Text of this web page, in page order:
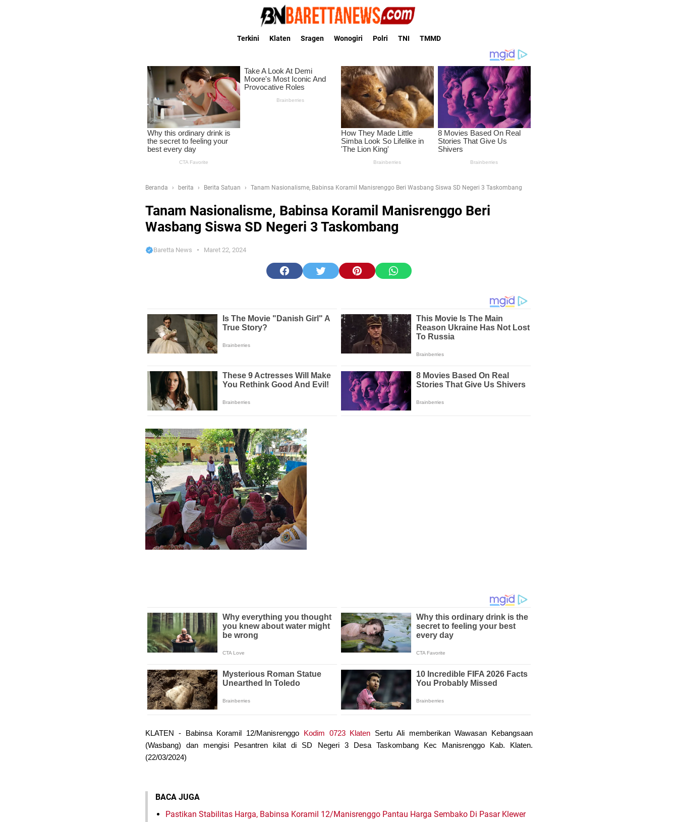
Terkini Klaten Sragen Wonogiri Polri TNI TMMD
Beranda berita Berita Satuan Tanam Nasionalisme, Babinsa Koramil Manisrenggo Beri Wasbang Siswa SD Negeri 3 Taskombang
Tanam Nasionalisme, Babinsa Koramil Manisrenggo Beri
Wasbang Siswa SD Negeri 3 Taskombang
Baretta News Maret 22, 2024
KLATEN - Babinsa Koramil 12/Manisrenggo Kodim 0723 Klaten Sertu Ali memberikan Wawasan Kebangsaan
(Wasbang) dan mengisi Pesantren kilat di SD Negeri 3 Desa Taskombang Kec Manisrenggo Kab. Klaten.
(22/03/2024)
BACA JUGA
Pastikan Stabilitas Harga, Babinsa Koramil 12/Manisrenggo Pantau Harga Sembako Di Pasar Klewer